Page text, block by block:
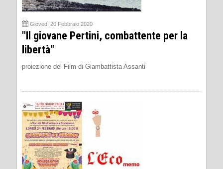
Giovedì 20 Febbraio 2020
"Il giovane Pertini, combattente per la
libertà"
proiezione del Film di Giambattista Assanti